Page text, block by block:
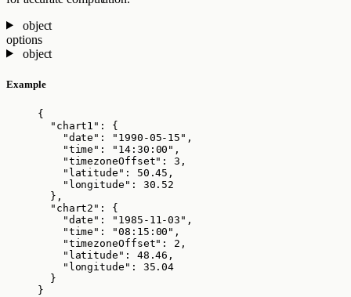
object
options
object
Example
{
"chart1" : {
"date" : " 1990-05-15 " ,
"time" : " 14:30:00 " ,
"timezoneOffset" : 3 ,
"latitude" : 50.45 ,
"longitude" : 30.52
},
"chart2" : {
"date" : " 1985-11-03 " ,
"time" : "08:15:00 " ,
"timezoneOffset" : 2 ,
"latitude" : 48.46 ,
"longitude" : 35.04
}
}